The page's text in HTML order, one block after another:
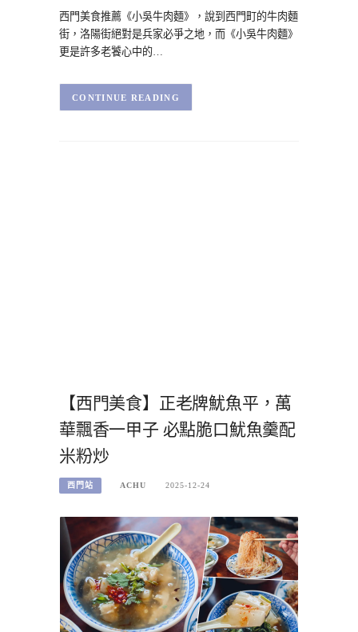
西門美食推薦《小吳牛肉麵》，說到西門町的牛肉麵
街，洛陽街絕對是兵家必爭之地，而《小吳牛肉麵》
更是許多老饕心中的…
CONTINUE READING
【西門美食】正老牌魷魚平，萬
華飄香一甲子 必點脆口魷魚羹配
米粉炒
西門站 ACHU 2025-12-24